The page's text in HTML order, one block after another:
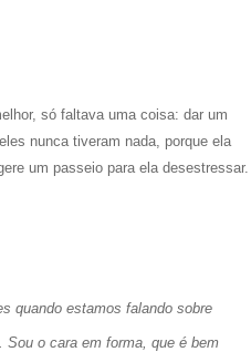
só faltava uma coisa: dar um
nunca tiveram nada, porque ela
um passeio para ela desestressar.
quando estamos falando sobre
Sou o cara em forma, que é bem